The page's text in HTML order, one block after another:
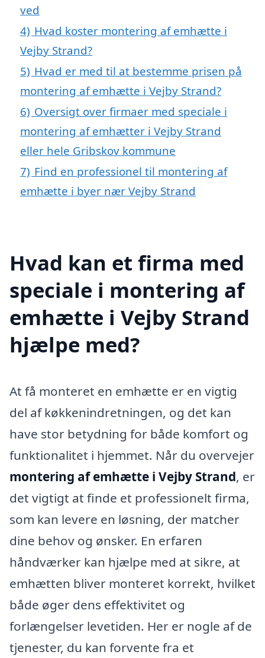
ved
4) Hvad koster montering af emhætte i
Vejby Strand?
5) Hvad er med til at bestemme prisen på
montering af emhætte i Vejby Strand?
6) Oversigt over firmaer med speciale i
montering af emhætter i Vejby Strand
eller hele Gribskov kommune
7) Find en professionel til montering af
emhætte i byer nær Vejby Strand
Hvad kan et firma med
speciale i montering af
emhætte i Vejby Strand
hjælpe med?
At få monteret en emhætte er en vigtig
del af køkkenindretningen, og det kan
have stor betydning for både komfort og
funktionalitet i hjemmet. Når du overvejer
montering af emhætte i Vejby Strand, er
det vigtigt at finde et professionelt firma,
som kan levere en løsning, der matcher
dine behov og ønsker. En erfaren
håndværker kan hjælpe med at sikre, at
emhætten bliver monteret korrekt, hvilket
både øger dens effektivitet og
forlængelser levetiden. Her er nogle af de
tjenester, du kan forvente fra et